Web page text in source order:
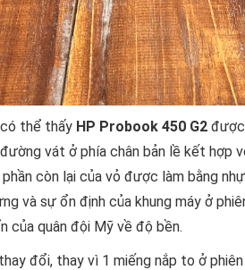
thể thấy HP Probook 450 G2
đường vát ở phía chân bản lề kết
còn lại của vỏ được làm bằng
và sự ổn định của khung máy ở
của quân đội Mỹ về độ bền.
đổi, thay vì 1 miếng nắp to ở